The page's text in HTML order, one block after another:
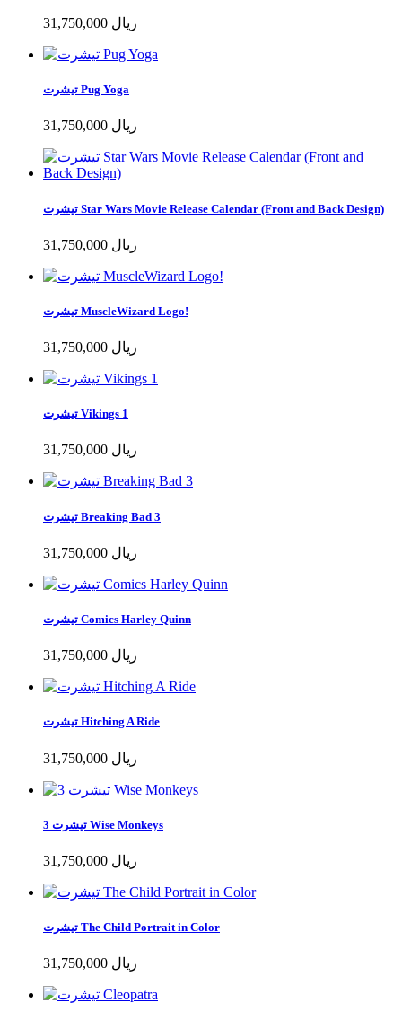
31,750,000 ریال
تیشرت Pug Yoga
31,750,000 ریال
تیشرت Star Wars Movie Release Calendar (Front and Back Design)
31,750,000 ریال
تیشرت MuscleWizard Logo!
31,750,000 ریال
تیشرت Vikings 1
31,750,000 ریال
تیشرت Breaking Bad 3
31,750,000 ریال
تیشرت Comics Harley Quinn
31,750,000 ریال
تیشرت Hitching A Ride
31,750,000 ریال
تیشرت 3 Wise Monkeys
31,750,000 ریال
تیشرت The Child Portrait in Color
31,750,000 ریال